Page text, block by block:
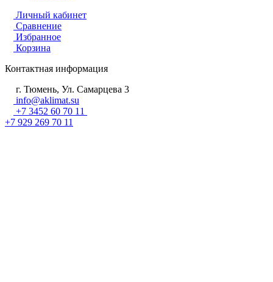
Личный кабинет
Сравнение
Избранное
Корзина
Контактная информация
г. Тюмень, Ул. Самарцева 3
info@aklimat.su
+7 3452 60 70 11
+7 929 269 70 11